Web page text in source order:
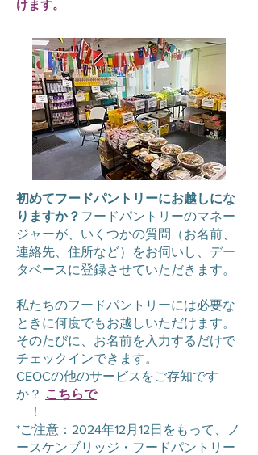
けます。
初めてフードパントリーにお越しにな
りますか？ フードパントリーのマネー
ジャーが、いくつかの質問（お名前、
連絡先、住所など）をお伺いし、デー
タベースに登録させていただきます。
私たちのフードパントリーには必要な
ときに何度でもお越しいただけます。
そのたびに、お名前を入力するだけで
チェックインできます。
CEOCの他のサービスをご存知です
か？ こちらでチェックしてみてくださ
！
*ご注意：2024年12月12日をもって、ノ
ースケンブリッジ・フードパントリー